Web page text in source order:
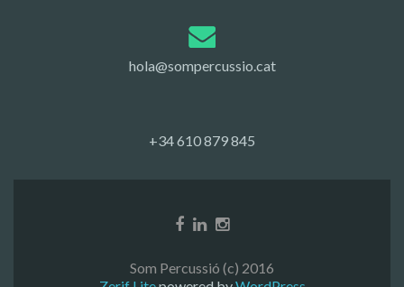
hola@sompercussio.cat
+34 610 879 845
Som Percussió (c) 2016